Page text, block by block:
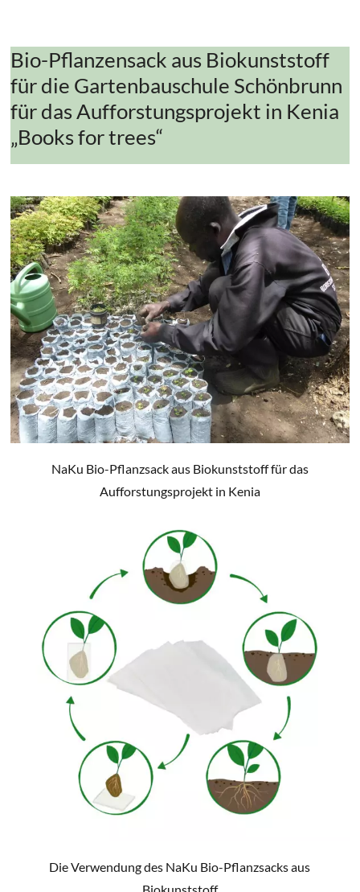
Bio-Pflanzensack aus Biokunststoff
für die Gartenbauschule Schönbrunn
für das Aufforstungsprojekt in Kenia
„Books for trees“
NaKu Bio-Pflanzsack aus Biokunststoff für das
Aufforstungsprojekt in Kenia
Die Verwendung des NaKu Bio-Pflanzsacks aus